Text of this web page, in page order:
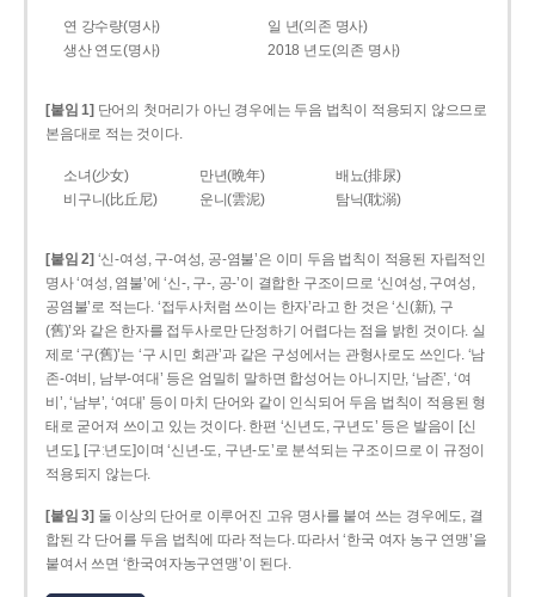
연 강수량(명사)
일 년(의존 명사)
생산 연도(명사)
2018 년도(의존 명사)
[붙임 1] 단어의 첫머리가 아닌 경우에는 두음 법칙이 적용되지 않으므로
본음대로 적는 것이다.
소녀(少女) 만년(晩年)
배뇨(排尿)
비구니(比丘尼)
운니(雲泥) 탐닉(耽溺)
[붙임 2] ‘신-여성, 구-여성, 공-염불’은 이미 두음 법칙이 적용된 자립적인
명사 ‘여성, 염불’에 ‘신-, 구-, 공-’이 결합한 구조이므로 ‘신여성, 구여성,
공염불’로 적는다. ‘접두사처럼 쓰이는 한자’라고 한 것은 ‘신(新), 구
(舊)’와 같은 한자를 접두사로만 단정하기 어렵다는 점을 밝힌 것이다. 실
제로 ‘구(舊)’는 ‘구 시민 회관’과 같은 구성에서는 관형사로도 쓰인다. ‘남
존­-여비, 남부-­여대’ 등은 엄밀히 말하면 합성어는 아니지만, ‘남존’, ‘여
비’, ‘남부’, ‘여대’ 등이 마치 단어와 같이 인식되어 두음 법칙이 적용된 형
태로 굳어져 쓰이고 있는 것이다. 한편 ‘신년도, 구년도’ 등은 발음이 [신
년도], [구ː년도]이며 ‘신년­-도, 구년-­도’로 분석되는 구조이므로 이 규정이
적용되지 않는다.
[붙임 3] 둘 이상의 단어로 이루어진 고유 명사를 붙여 쓰는 경우에도, 결
합된 각 단어를 두음 법칙에 따라 적는다. 따라서 ‘한국 여자 농구 연맹’을
붙여서 쓰면 ‘한국여자농구연맹’이 된다.